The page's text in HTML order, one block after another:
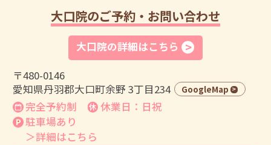
大口院のご予約・お問い合わせ
大口院の詳細はこちら
〒480-0146
愛知県丹羽郡大口町余野 3丁目234
GoogleMap
完全予約制
休業日：日祝
駐車場あり
＞詳細はこちら